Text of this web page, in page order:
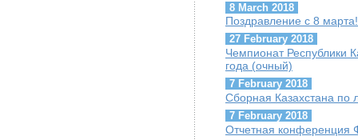
8 March 2018
Поздравление с 8 марта!
27 February 2018
Чемпионат Республики
года (очный)
7 February 2018
Сборная Казахстана по
7 February 2018
Отчетная